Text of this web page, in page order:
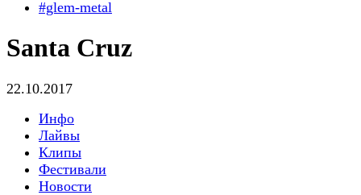
#glem-metal
Santa Cruz
22.10.2017
Инфо
Лайвы
Клипы
Фестивали
Новости